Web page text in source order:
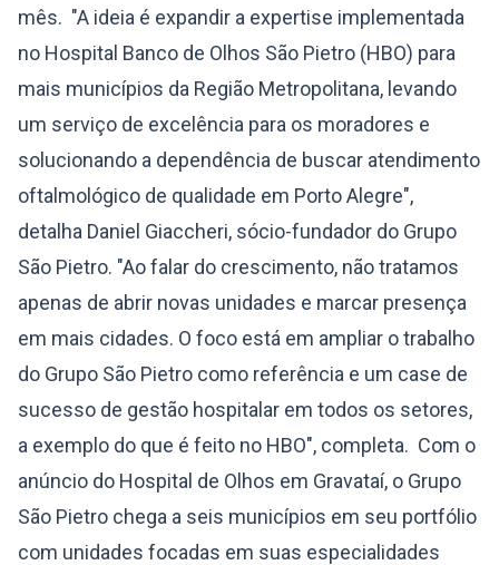
mês. "A ideia é expandir a expertise implementada
no Hospital Banco de Olhos São Pietro (HBO) para
mais municípios da Região Metropolitana, levando
um serviço de excelência para os moradores e
solucionando a dependência de buscar atendimento
oftalmológico de qualidade em Porto Alegre",
detalha Daniel Giaccheri, sócio-fundador do Grupo
São Pietro. "Ao falar do crescimento, não tratamos
apenas de abrir novas unidades e marcar presença
em mais cidades. O foco está em ampliar o trabalho
do Grupo São Pietro como referência e um case de
sucesso de gestão hospitalar em todos os setores,
a exemplo do que é feito no HBO", completa. Com o
anúncio do Hospital de Olhos em Gravataí, o Grupo
São Pietro chega a seis municípios em seu portfólio
com unidades focadas em suas especialidades